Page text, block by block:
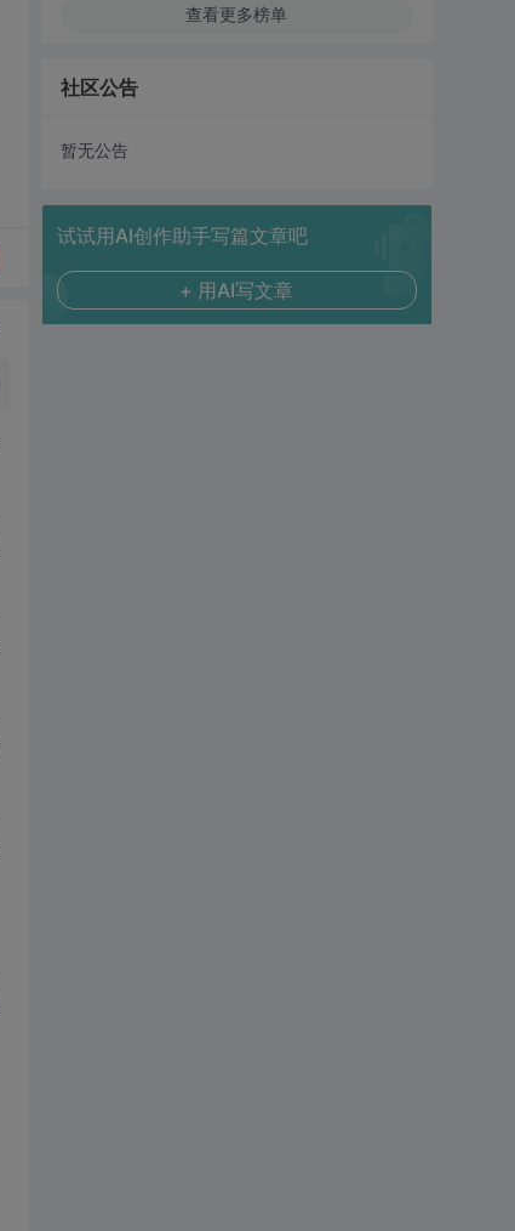
查看更多榜单
社区公告
暂无公告
试试用AI创作助手写篇文章吧
+ 用AI写文章